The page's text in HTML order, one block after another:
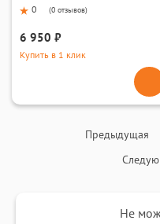
0 (0 отзывов)
6 950 ₽
Купить в 1 клик
Предыдущая
Не